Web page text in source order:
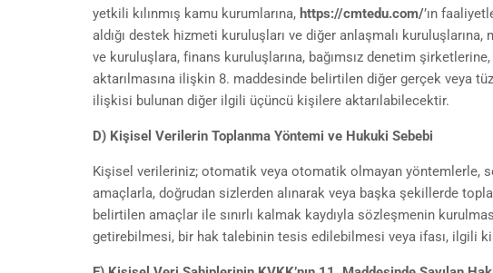
yetkili kılınmış kamu kurumlarına, https://cmtedu.com/’ın
aldığı destek hizmeti kuruluşları ve diğer anlaşmalı
ve kuruluşlara, finans kuruluşlarına, bağımsız denetim
aktarılmasına ilişkin 8. maddesinde belirtilen diğer gerçek veya
ilişkisi bulunan diğer ilgili üçüncü kişilere aktarılabilecektir.
D) Kişisel Verilerin Toplanma Yöntemi ve Hukuki Sebebi
Kişisel verileriniz; otomatik veya otomatik olmayan yöntemlerle,
amaçlarla, doğrudan sizlerden alınarak veya başka şekillerde
belirtilen amaçlar ile sınırlı kalmak kaydıyla sözleşmenin
getirebilmesi, bir hak talebinin tesis edilebilmesi veya ifası, ilgili